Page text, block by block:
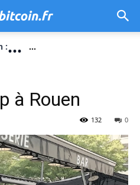
:... ...
à Rouen
0
132